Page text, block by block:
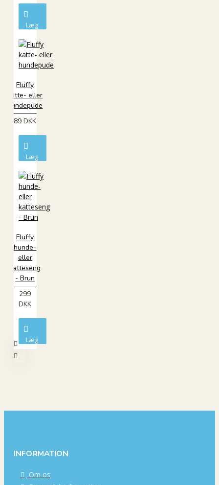
Læg
kurv
Fluffy
katte- eller
hundepude
89 DKK
Læg
kurv
Fluffy
hunde-
eller
katteseng
- Brun
299
DKK
Læg
i
INFORMATION
Om os